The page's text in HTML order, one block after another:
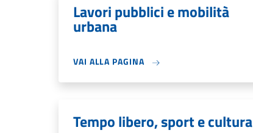
Lavori pubblici e mobilità
urbana
VAI ALLA PAGINA
Tempo libero, sport e cultura